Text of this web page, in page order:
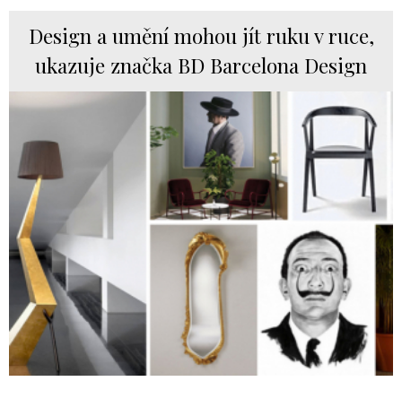
Design a umění mohou jít ruku v ruce,
ukazuje značka BD Barcelona Design